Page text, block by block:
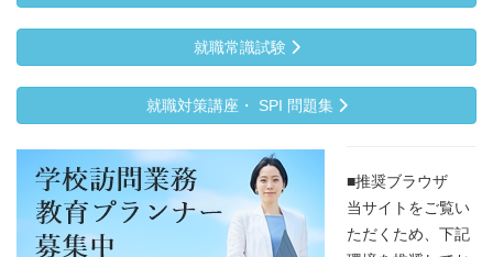
就職常識試験
就職対策講座・ SPI 問題集
■推奨ブラウザ
当サイトをご覧い
ただくため、下記